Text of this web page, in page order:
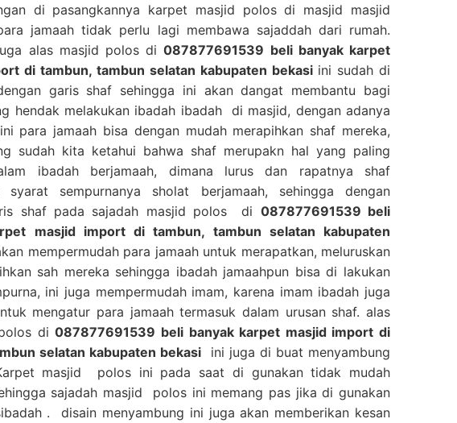
di pasangkannya karpet masjid polos di masjid masjid
jamaah tidak perlu lagi membawa sajaddah dari rumah.
alas masjid polos di087877691539 beli banyak karpet
di tambun, tambun selatan kabupaten bekasi ini sudah di
garis shaf sehingga ini akan dangat membantu bagi
hendak melakukan ibadah ibadah di masjid, dengan adanya
para jamaah bisa dengan mudah merapihkan shaf mereka,
sudah kita ketahui bahwa shaf merupakn hal yang paling
ibadah berjamaah, dimana lurus dan rapatnya shaf
syarat sempurnanya sholat berjamaah, sehingga dengan
shaf pada sajadah masjid polos di 087877691539 beli
masjid import di tambun, tambun selatan kabupaten
mempermudah para jamaah untuk merapatkan, meluruskan
sah mereka sehingga ibadah jamaahpun bisa di lakukan
ini juga mempermudah imam, karena imam ibadah juga
mengatur para jamaah termasuk dalam urusan shaf. alas
di087877691539 beli banyak karpet masjid import di
selatan kabupaten bekasi
ini juga di buat menyambung
masjid polos ini pada saat di gunakan tidak mudah
sajadah masjid polos ini memang pas jika di gunakan
. disain menyambung ini juga akan memberikan kesan